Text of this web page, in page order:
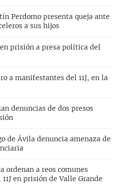
Perdomo presenta queja ante
a sus hijos
prisión a presa política del
a manifestantes del 11J, en la
denuncias de dos presos
de Ávila denuncia amenaza de
ordenan a reos comunes
en prisión de Valle Grande